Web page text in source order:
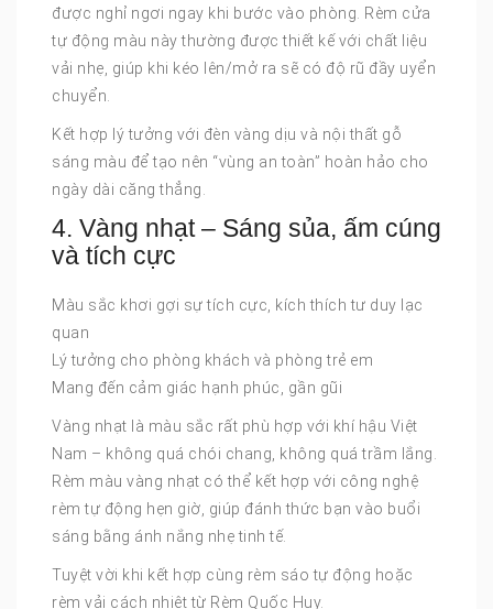
được nghỉ ngơi ngay khi bước vào phòng. Rèm cửa
tự động màu này thường được thiết kế với chất liệu
vải nhẹ, giúp khi kéo lên/mở ra sẽ có độ rũ đầy uyển
chuyển.
Kết hợp lý tưởng với đèn vàng dịu và nội thất gỗ
sáng màu để tạo nên “vùng an toàn” hoàn hảo cho
ngày dài căng thẳng.
4. Vàng nhạt – Sáng sủa, ấm cúng
và tích cực
Màu sắc khơi gợi sự tích cực, kích thích tư duy lạc
quan
Lý tưởng cho phòng khách và phòng trẻ em
Mang đến cảm giác hạnh phúc, gần gũi
Vàng nhạt là màu sắc rất phù hợp với khí hậu Việt
Nam – không quá chói chang, không quá trầm lắng.
Rèm màu vàng nhạt có thể kết hợp với công nghệ
rèm tự động hẹn giờ, giúp đánh thức bạn vào buổi
sáng bằng ánh nắng nhẹ tinh tế.
Tuyệt vời khi kết hợp cùng rèm sáo tự động hoặc
rèm vải cách nhiệt từ Rèm Quốc Huy.